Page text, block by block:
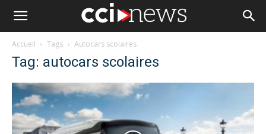
Accueil Tags Autocars scolaires
Tag: autocars scolaires